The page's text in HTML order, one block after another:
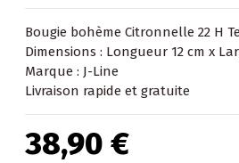
Bougie bohème Citronnelle 22 H
Dimensions : Longueur 12 cm x
Marque : J-Line
Livraison rapide et gratuite
38,90 €